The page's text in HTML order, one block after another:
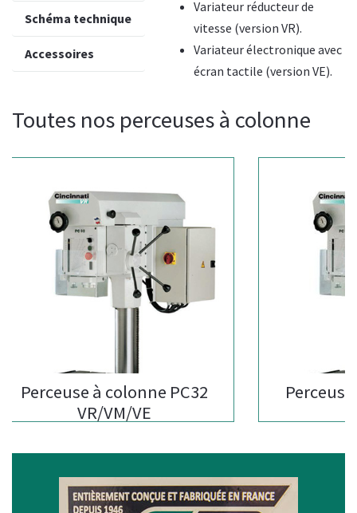
Schéma technique
Accessoires
Variateur réducteur de
vitesse (version VR).
Variateur électronique avec
écran tactile (version VE).
Toutes nos perceuses à colonne
à colonne PC32
VR/VM/VE
Perceuse à